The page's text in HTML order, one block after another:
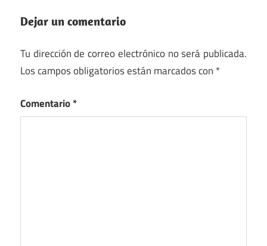
Dejar un comentario
Tu dirección de correo electrónico no será publicada.
Los campos obligatorios están marcados con *
Comentario*